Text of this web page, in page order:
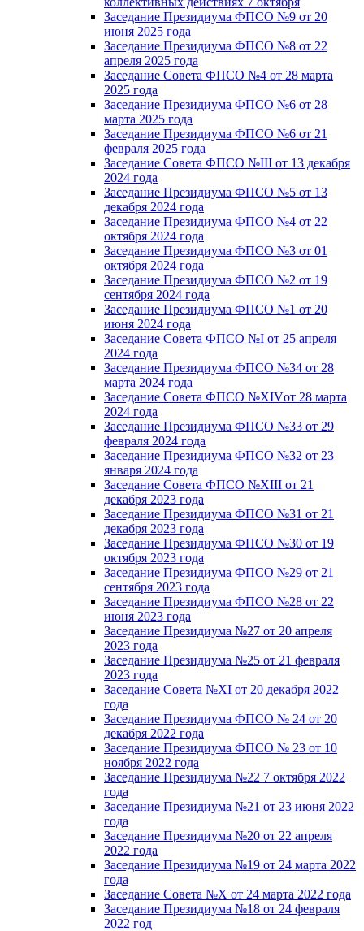
Заседание Президиума ФПСО №9 от 20
июня 2025 года
Заседание Президиума ФПСО №8 от 22
апреля 2025 года
Заседание Совета ФПСО №4 от 28 марта
2025 года
Заседание Президиума ФПСО №6 от 28
марта 2025 года
Заседание Президиума ФПСО №6 от 21
февраля 2025 года
Заседание Совета ФПСО №III от 13 декабря
2024 года
Заседание Президиума ФПСО №5 от 13
декабря 2024 года
Заседание Президиума ФПСО №4 от 22
октября 2024 года
Заседание Президиума ФПСО №3 от 01
октября 2024 года
Заседание Президиума ФПСО №2 от 19
сентября 2024 года
Заседание Президиума ФПСО №1 от 20
июня 2024 года
Заседание Совета ФПСО №I от 25 апреля
2024 года
Заседание Президиума ФПСО №34 от 28
марта 2024 года
Заседание Совета ФПСО №XIVот 28 марта
2024 года
Заседание Президиума ФПСО №33 от 29
февраля 2024 года
Заседание Президиума ФПСО №32 от 23
января 2024 года
Заседание Совета ФПСО №XIII от 21
декабря 2023 года
Заседание Президиума ФПСО №31 от 21
декабря 2023 года
Заседание Президиума ФПСО №30 от 19
октября 2023 года
Заседание Президиума ФПСО №29 от 21
сентября 2023 года
Заседание Президиума ФПСО №28 от 22
июня 2023 года
Заседание Президиума №27 от 20 апреля
2023 года
Заседание Президиума №25 от 21 февраля
2023 года
Заседание Совета №XI от 20 декабря 2022
года
Заседание Президиума ФПСО № 24 от 20
декабря 2022 года
Заседание Президиума ФПСО № 23 от 10
ноября 2022 года
Заседание Президиума №22 7 октября 2022
года
Заседание Президиума №21 от 23 июня 2022
года
Заседание Президиума №20 от 22 апреля
2022 года
Заседание Президиума №19 от 24 марта 2022
года
Заседание Совета №X от 24 марта 2022 года
Заседание Президиума №18 от 24 февраля
2022 год